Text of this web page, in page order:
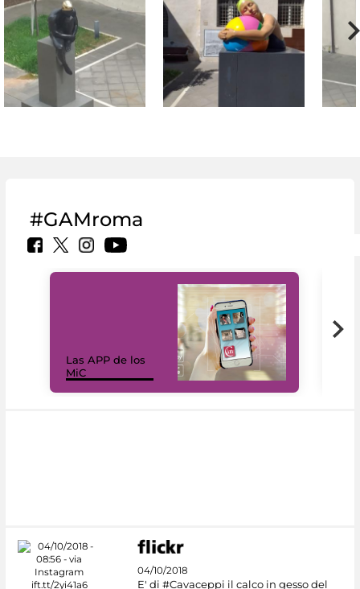
#GAMroma
Las APP de los
MiC
04/10/2018
E' di #Cavaceppi il calco in gesso del